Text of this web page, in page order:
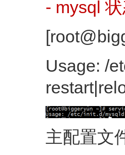
- mysql
Usage: /
主配置文